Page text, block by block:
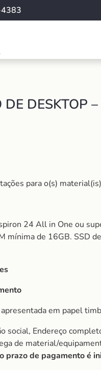
DE DESKTOP
para o(s)
24 All in One ou
mínima de 16GB. SSD
em papel
social, Endereço
de material/
prazo de pagamento é